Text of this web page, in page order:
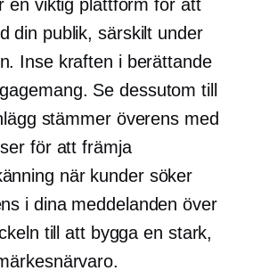
en viktig plattform för att
din publik, särskilt under
Inse kraften i berättande
Se dessutom till
stämmer överens med
för att främja
när kunder söker
i dina meddelanden över
till att bygga en stark,